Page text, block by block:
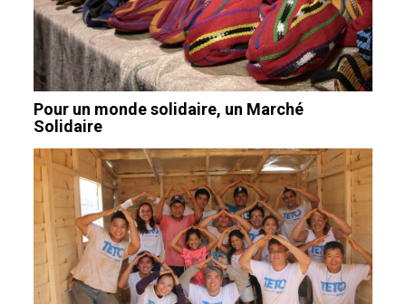
Pour un monde solidaire, un Marché
Solidaire